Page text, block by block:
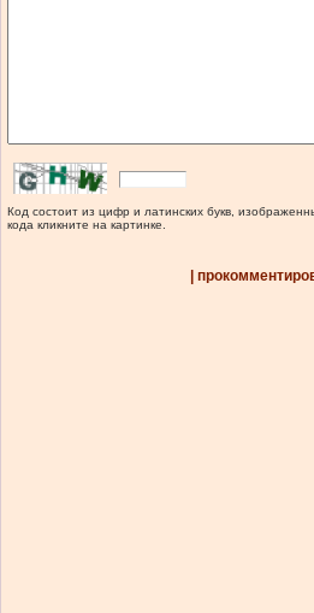
Код состоит из цифр и латинских букв,
кода кликните на картинке.
|